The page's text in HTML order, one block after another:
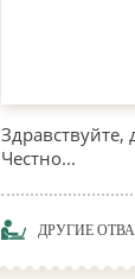
Честно...
ДРУГИЕ